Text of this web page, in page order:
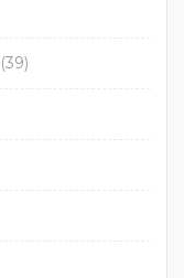
(39)